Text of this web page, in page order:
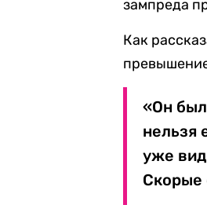
зампреда
Как
«Он был
нельзя
уже
Скорые